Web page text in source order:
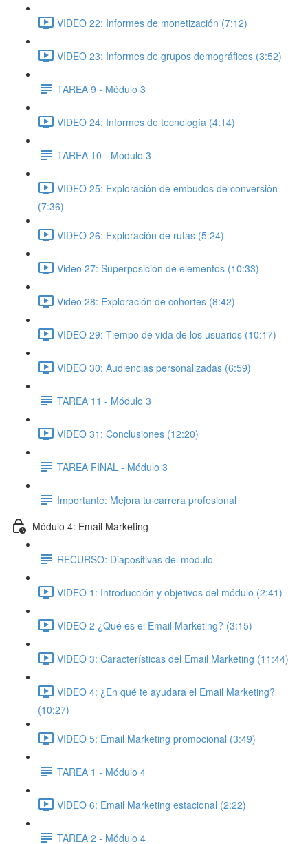
VIDEO 22: Informes de monetización (7:12)
VIDEO 23: Informes de grupos demográficos (3:52)
TAREA 9 - Módulo 3
VIDEO 24: Informes de tecnología (4:14)
TAREA 10 - Módulo 3
VIDEO 25: Exploración de embudos de conversión
(7:36)
VIDEO 26: Exploración de rutas (5:24)
Video 27: Superposición de elementos (10:33)
Video 28: Exploración de cohortes (8:42)
VIDEO 29: Tiempo de vida de los usuarios (10:17)
VIDEO 30: Audiencias personalizadas (6:59)
TAREA 11 - Módulo 3
VIDEO 31: Conclusiones (12:20)
TAREA FINAL - Módulo 3
Importante: Mejora tu carrera profesional
Módulo 4: Email Marketing
RECURSO: Diapositivas del módulo
VIDEO 1: Introducción y objetivos del módulo (2:41)
VIDEO 2 ¿Qué es el Email Marketing? (3:15)
VIDEO 3: Características del Email Marketing (11:44)
VIDEO 4: ¿En qué te ayudara el Email Marketing?
(10:27)
VIDEO 5: Email Marketing promocional (3:49)
TAREA 1 - Módulo 4
VIDEO 6: Email Marketing estacional (2:22)
TAREA 2 - Módulo 4